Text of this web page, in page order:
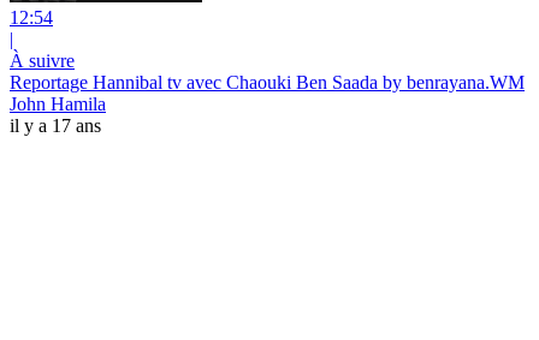
12:54
|
À suivre
Reportage Hannibal tv avec Chaouki Ben Saada by benrayana.WM
John Hamila
il y a 17 ans